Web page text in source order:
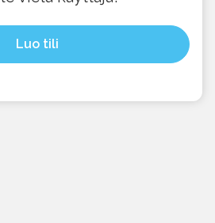
Luo tili